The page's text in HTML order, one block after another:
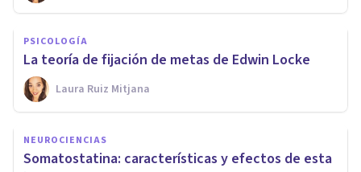
PSICOLOGÍA
La teoría de fijación de metas de Edwin Locke
Laura Ruiz Mitjana
NEUROCIENCIAS
Somatostatina: características y efectos de esta